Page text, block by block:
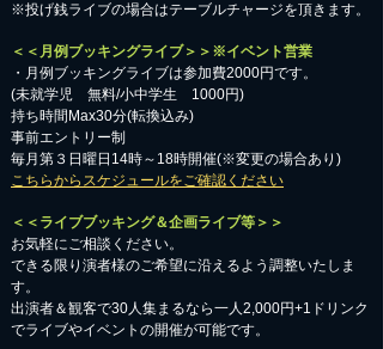
※投げ銭ライブの場合はテーブルチャージを頂きます。
＜＜月例ブッキングライブ＞＞※イベント営業
・月例ブッキングライブは参加費2000円です。
​(未就学児 無料/小中学生 1000円)
持ち時間Max30分(転換込み)
事前エントリー制
毎月第３日曜日14時～18時開催(※変更の場合あり)
こちらからスケジュールをご確認ください
＜＜ライブブッキング＆企画ライブ等＞＞
お気軽にご相談ください。​
​できる限り演者様のご希望に沿えるよう調整いたしま
す。
出演者＆観客で30人集まるなら一人2,000円+1ドリンク
でライブやイベントの開催が可能です。